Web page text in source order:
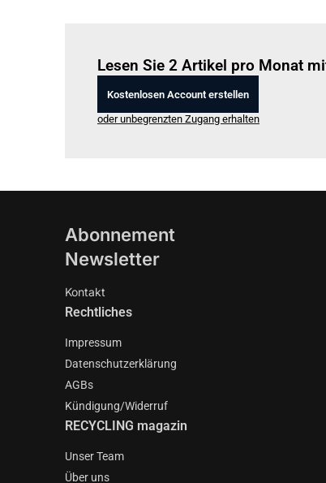
Lesen Sie 2 Artikel pro Monat
Kostenlosen Account erstellen
oder unbegrenzten Zugang erhalten
Abonnement
Newsletter
Kontakt
Rechtliches
Impressum
Datenschutzerklärung
AGBs
Kündigung/Widerruf
RECYCLING magazin
Unser Team
Über uns